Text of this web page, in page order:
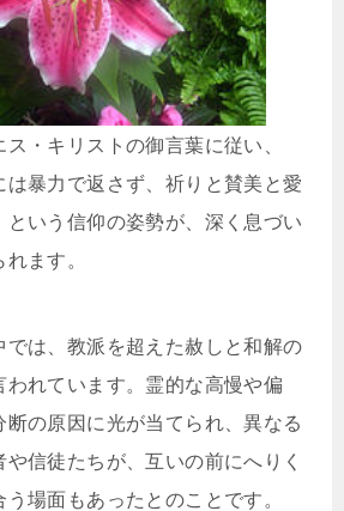
・キリストの御言葉に従い、
は暴力で返さず、祈りと賛美と愛
という信仰の姿勢が、深く息づい
ます。
では、教派を超えた赦しと和解の
われています。霊的な高慢や偏
断の原因に光が当てられ、異なる
信徒たちが、互いの前にへりく
場面もあったとのことです。